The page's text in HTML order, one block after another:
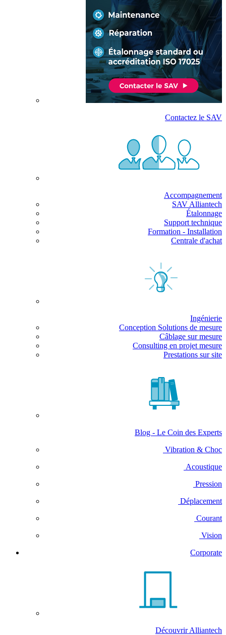
Contactez le SAV
Accompagnement
SAV Alliantech
Étalonnage
Support technique
Formation - Installation
Centrale d'achat
Ingénierie
Conception Solutions de mesure
Câblage sur mesure
Consulting en projet mesure
Prestations sur site
Blog - Le Coin des Experts
Vibration & Choc
Acoustique
Pression
Déplacement
Courant
Vision
Corporate
Découvrir Alliantech